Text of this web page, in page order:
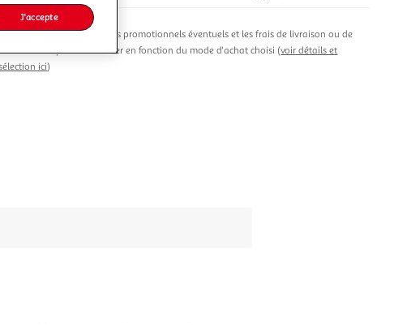
prix du produit, les avantages promotionnels éventuels et les frais de livraison ou de
sont susceptibles de varier en fonction du mode d'achat choisi (voir détails et
ici)
J'accepte